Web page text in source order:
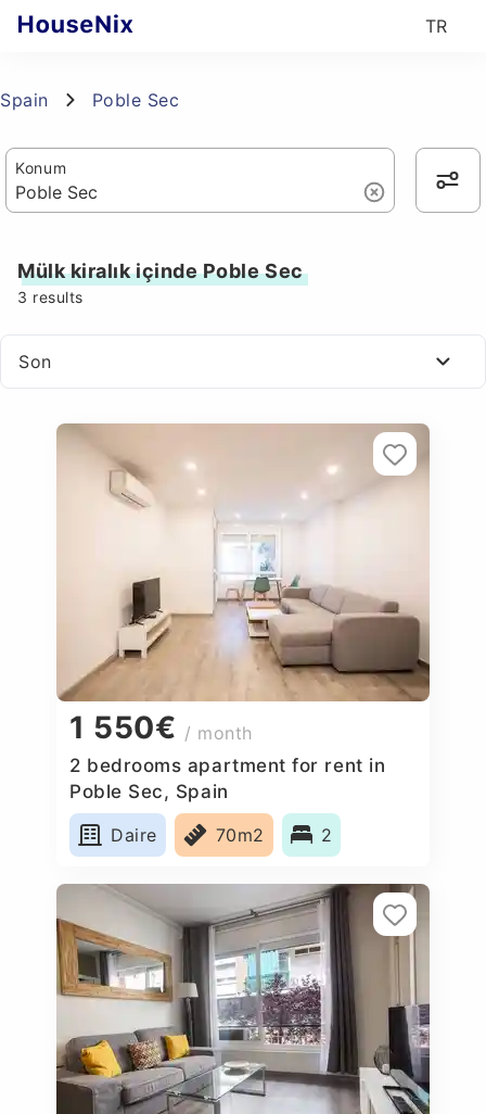
TR
Spain Poble Sec
Konum
Mülk kiralık içinde Poble Sec
3 results
Son
1 550€ / month
2 bedrooms apartment for rent in
Poble Sec, Spain
Daire
70m2 2